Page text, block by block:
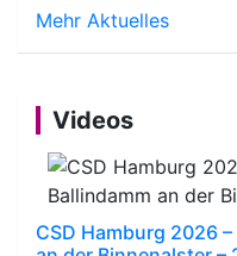
Mehr Aktuelles
Videos
CSD Hamburg 2026